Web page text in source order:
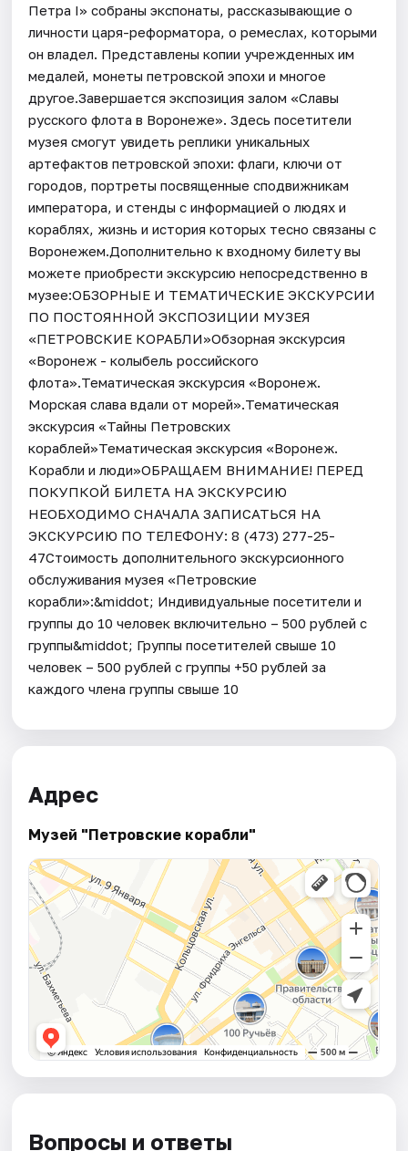
Петра I» собраны экспонаты, рассказывающие о
личности царя-реформатора, о ремеслах, которыми
он владел. Представлены копии учрежденных им
медалей, монеты петровской эпохи и многое
другое.Завершается экспозиция залом «Славы
русского флота в Воронеже». Здесь посетители
музея смогут увидеть реплики уникальных
артефактов петровской эпохи: флаги, ключи от
городов, портреты посвященные сподвижникам
императора, и стенды с информацией о людях и
кораблях, жизнь и история которых тесно связаны с
Воронежем.Дополнительно к входному билету вы
можете приобрести экскурсию непосредственно в
музее:ОБЗОРНЫЕ И ТЕМАТИЧЕСКИЕ ЭКСКУРСИИ
ПО ПОСТОЯННОЙ ЭКСПОЗИЦИИ МУЗЕЯ
«ПЕТРОВСКИЕ КОРАБЛИ»Обзорная экскурсия
«Воронеж - колыбель российского
флота».Тематическая экскурсия «Воронеж.
Морская слава вдали от морей».Тематическая
экскурсия «Тайны Петровских
кораблей»Тематическая экскурсия «Воронеж.
Корабли и люди»ОБРАЩАЕМ ВНИМАНИЕ! ПЕРЕД
ПОКУПКОЙ БИЛЕТА НА ЭКСКУРСИЮ
НЕОБХОДИМО СНАЧАЛА ЗАПИСАТЬСЯ НА
ЭКСКУРСИЮ ПО ТЕЛЕФОНУ: 8 (473) 277-25-
47Стоимость дополнительного экскурсионного
обслуживания музея «Петровские
корабли»:&middot; Индивидуальные посетители и
группы до 10 человек включительно – 500 рублей с
группы&middot; Группы посетителей свыше 10
человек – 500 рублей с группы +50 рублей за
каждого члена группы свыше 10
Адрес
Музей "Петровские корабли"
Вопросы и ответы